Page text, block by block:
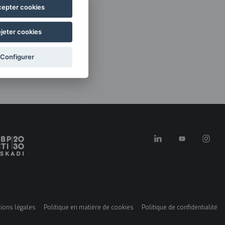
légales Politique en matière de cookies Politique de confidentialité
cookies
cookies
Configurer